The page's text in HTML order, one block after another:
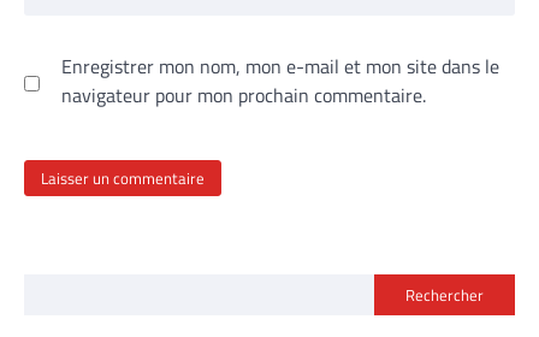
Enregistrer mon nom, mon e-mail et mon site dans le
navigateur pour mon prochain commentaire.
Rechercher